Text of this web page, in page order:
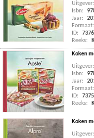
Uitgever:
Isbn:
Jaar:
Formaat:
ID:
7376
Reeks:
Koken
Uitgever:
Isbn:
Jaar:
Formaat:
ID:
7375
Reeks:
Koken
Uitgever: